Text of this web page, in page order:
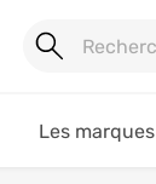
Les marques